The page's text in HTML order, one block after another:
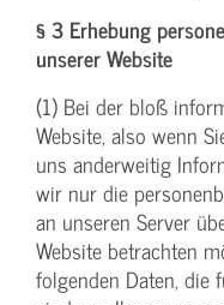
§ 3 Erhebung
unserer Website
(1) Bei der bloß
Website, also wenn
uns anderweitig
wir nur die
an unseren Server
Website betrachten
folgenden Daten,